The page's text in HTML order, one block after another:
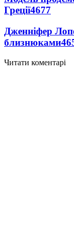
Греції4677
Дженніфер
близнюками
Читати коментарі